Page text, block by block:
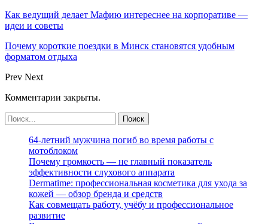
Как ведущий делает Мафию интереснее на корпоративе —
идеи и советы
Почему короткие поездки в Минск становятся удобным
форматом отдыха
Prev Next
Комментарии закрыты.
64-летний мужчина погиб во время работы с
мотоблоком
Почему громкость — не главный показатель
эффективности слухового аппарата
Dermatime: профессиональная косметика для ухода за
кожей — обзор бренда и средств
Как совмещать работу, учёбу и профессиональное
развитие